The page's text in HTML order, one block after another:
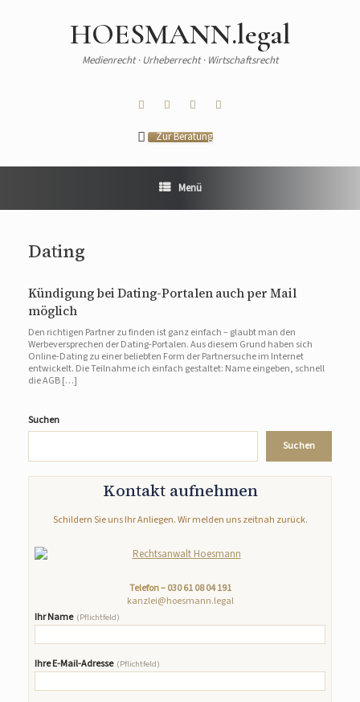
HOESMANN.legal
Medienrecht · Urheberrecht · Wirtschaftsrecht
Zur Beratung
Menü
Dating
Kündigung bei Dating-Portalen auch per Mail
möglich
Den richtigen Partner zu finden ist ganz einfach – glaubt man den
Werbeversprechen der Dating-Portalen. Aus diesem Grund haben sich
Online-Dating zu einer beliebten Form der Partnersuche im Internet
entwickelt. Die Teilnahme ich einfach gestaltet: Name eingeben, schnell
die AGB […]
Suchen
Suchen
Kontakt aufnehmen
Schildern Sie uns Ihr Anliegen. Wir melden uns zeitnah zurück.
Telefon –030 61 08 04 191
kanzlei@hoesmann.legal
Ihr Name (Pflichtfeld)
Ihre E-Mail-Adresse (Pflichtfeld)